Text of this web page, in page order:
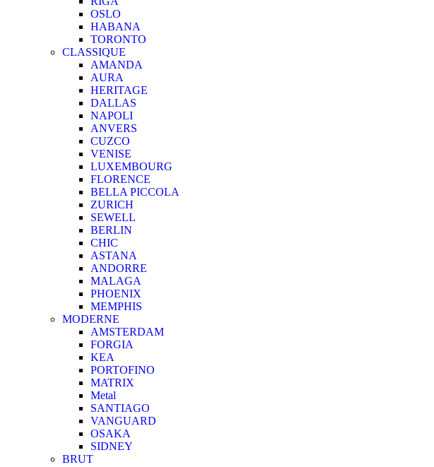
OSLO
HABANA
TORONTO
CLASSIQUE
AMANDA
AURA
HERITAGE
DALLAS
NAPOLI
ANVERS
CUZCO
VENISE
LUXEMBOURG
FLORENCE
BELLA PICCOLA
ZURICH
SEWELL
BERLIN
CHIC
ASTANA
ANDORRE
MALAGA
PHOENIX
MEMPHIS
MODERNE
AMSTERDAM
FORGIA
KEA
PORTOFINO
MATRIX
Metal
SANTIAGO
VANGUARD
OSAKA
SIDNEY
BRUT